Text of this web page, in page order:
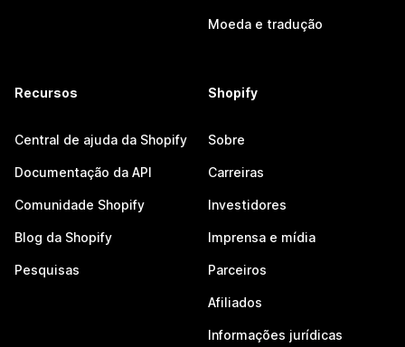
Moeda e tradução
Recursos
Central de ajuda da Shopify
Documentação da API
Comunidade Shopify
Blog da Shopify
Pesquisas
Shopify
Sobre
Carreiras
Investidores
Imprensa e mídia
Parceiros
Afiliados
Informações jurídicas